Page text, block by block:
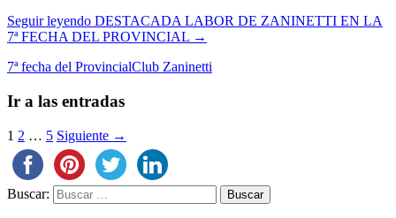
Seguir leyendo DESTACADA LABOR DE ZANINETTI EN LA
7ª FECHA DEL PROVINCIAL →
7ª fecha del ProvincialClub Zaninetti
Ir a las entradas
1 2 … 5 Siguiente →
Buscar: